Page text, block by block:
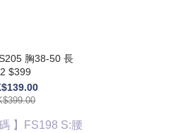
胸38-50 長
$399